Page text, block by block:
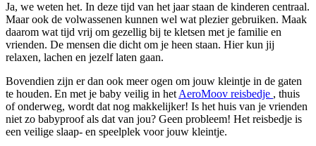
Ja, we weten het. In deze tijd van het jaar staan de kinderen centraal.
Maar ook de volwassenen kunnen wel wat plezier gebruiken. Maak
daarom wat tijd vrij om gezellig bij te kletsen met je familie en
vrienden. De mensen die dicht om je heen staan. Hier kun jij
relaxen, lachen en jezelf laten gaan.
Bovendien zijn er dan ook meer ogen om jouw kleintje in de gaten
te houden. En met je baby veilig in het AeroMoov reisbedje , thuis
of onderweg, wordt dat nog makkelijker! Is het huis van je vrienden
niet zo babyproof als dat van jou? Geen probleem! Het reisbedje is
een veilige slaap- en speelplek voor jouw kleintje.